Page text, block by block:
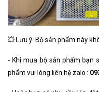
💥 Lưu ý: Bộ sản phẩm này
- Khi mua bộ sản phẩm bạn
phẩm vui lòng liên hệ zalo :